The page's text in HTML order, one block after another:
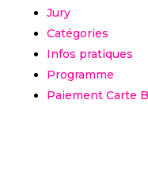
Jury
Catégories
Infos pratiques
Programme
Paiement Carte